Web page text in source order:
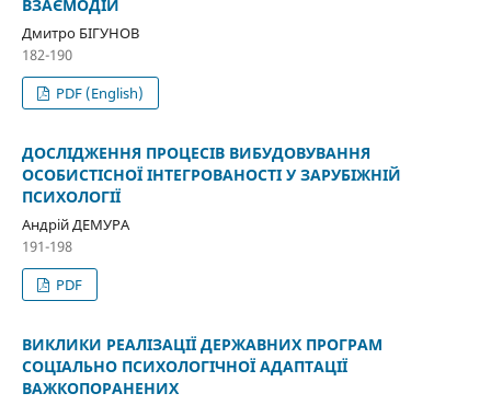
ВЗАЄМОДІЙ
Дмитро БІГУНОВ
182-190
PDF (English)
ДОСЛІДЖЕННЯ ПРОЦЕСІВ ВИБУДОВУВАННЯ
ОСОБИСТІСНОЇ ІНТЕГРОВАНОСТІ У ЗАРУБІЖНІЙ
ПСИХОЛОГІЇ
Андрій ДЕМУРА
191-198
PDF
ВИКЛИКИ РЕАЛІЗАЦІЇ ДЕРЖАВНИХ ПРОГРАМ
СОЦІАЛЬНО ПСИХОЛОГІЧНОЇ АДАПТАЦІЇ
ВАЖКОПОРАНЕНИХ